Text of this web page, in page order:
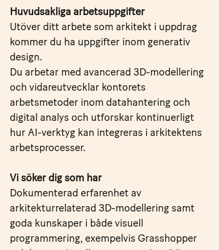
Huvudsakliga arbetsuppgifter
Utöver ditt arbete som arkitekt i uppdrag
kommer du ha uppgifter inom generativ
design.
Du arbetar med avancerad 3D-modellering
och vidareutvecklar kontorets
arbetsmetoder inom datahantering och
digital analys och utforskar kontinuerligt
hur AI-verktyg kan integreras i arkitektens
arbetsprocesser.
Vi söker dig som har
Dokumenterad erfarenhet av
arkitekturrelaterad 3D-modellering samt
goda kunskaper i både visuell
programmering, exempelvis Grasshopper